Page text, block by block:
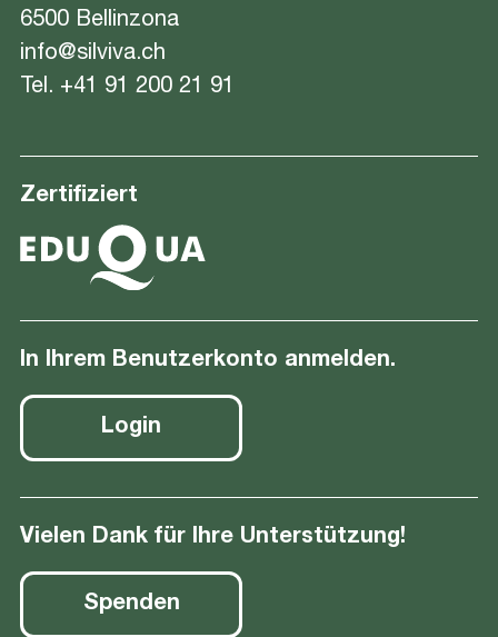
6500 Bellinzona
info@silviva.ch
Tel. +41 91 200 21 91
Zertifiziert
In Ihrem Benutzerkonto anmelden.
Login
Vielen Dank für Ihre Unterstützung!
Spenden